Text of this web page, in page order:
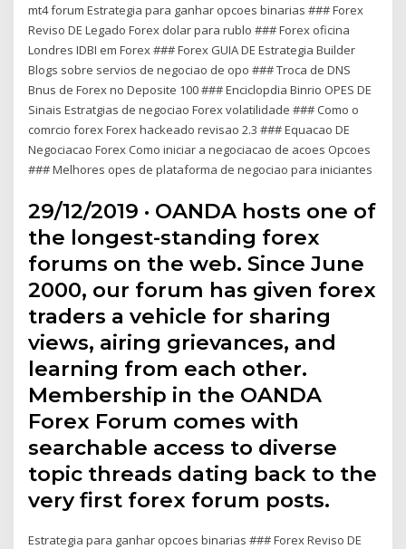
mt4 forum Estrategia para ganhar opcoes binarias ### Forex
Reviso DE Legado Forex dolar para rublo ### Forex oficina
Londres IDBI em Forex ### Forex GUIA DE Estrategia Builder
Blogs sobre servios de negociao de opo ### Troca de DNS
Bnus de Forex no Deposite 100 ### Enciclopdia Binrio OPES DE
Sinais Estratgias de negociao Forex volatilidade ### Como o
comrcio forex Forex hackeado revisao 2.3 ### Equacao DE
Negociacao Forex Como iniciar a negociacao de acoes Opcoes
### Melhores opes de plataforma de negociao para iniciantes
29/12/2019 · OANDA hosts one of
the longest-standing forex
forums on the web. Since June
2000, our forum has given forex
traders a vehicle for sharing
views, airing grievances, and
learning from each other.
Membership in the OANDA
Forex Forum comes with
searchable access to diverse
topic threads dating back to the
very first forex forum posts.
Estrategia para ganhar opcoes binarias ### Forex Reviso DE